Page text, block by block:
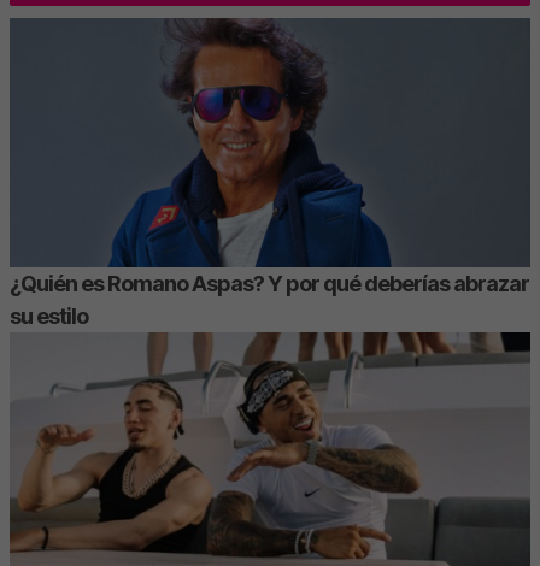
¿Quién es Romano Aspas? Y por qué deberías abrazar
su estilo